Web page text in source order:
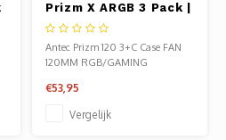
Prizm X ARGB 3 Pack |
120mm Case Fans met
Fan Controller
Antec Prizm 120 3+C Case FAN
120MM RGB/GAMING
€53,95
Vergelijk